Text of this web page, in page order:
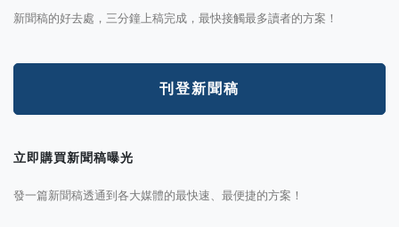
新聞稿的好去處，三分鐘上稿完成，最快接觸最多讀者的方案！
刊登新聞稿
立即購買新聞稿曝光
發一篇新聞稿透通到各大媒體的最快速、最便捷的方案！